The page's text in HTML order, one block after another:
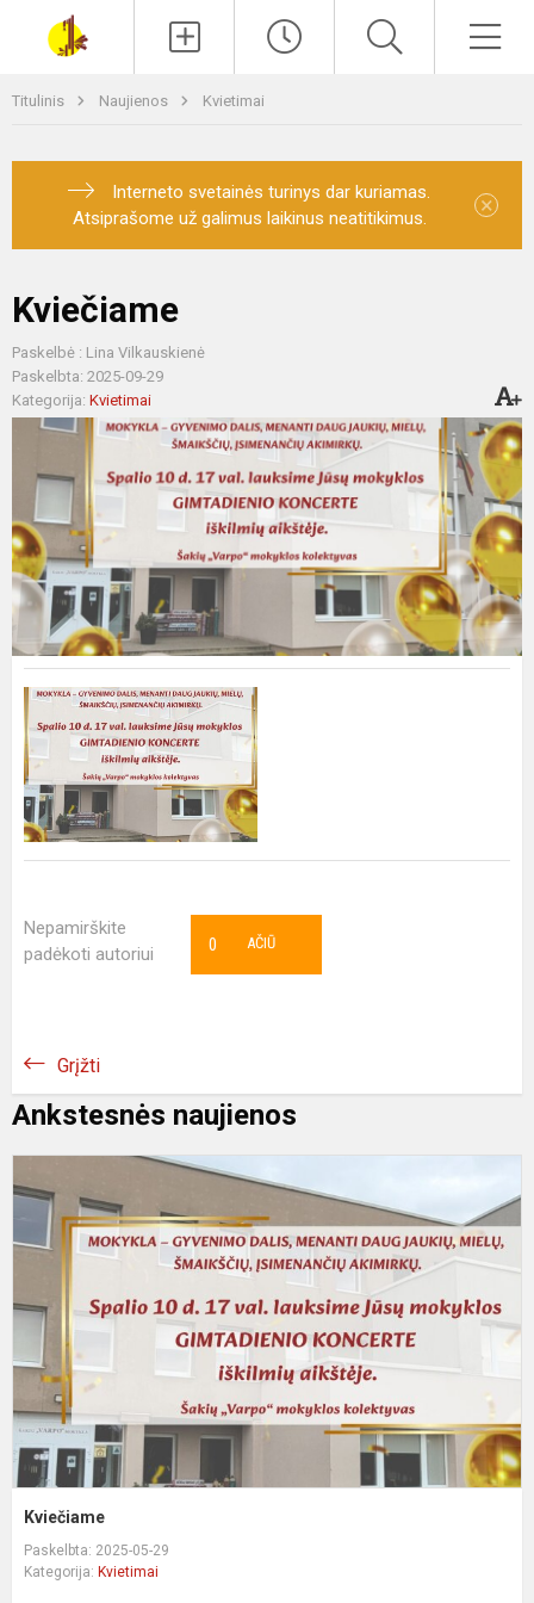
Titulinis Naujienos Kvietimai
Interneto svetainės turinys dar kuriamas.
Atsiprašome už galimus laikinus neatitikimus.
×
Kviečiame
Paskelbė : Lina Vilkauskienė
Paskelbta: 2025-09-29
Kategorija: Kvietimai
Nepamirškite
padėkoti autoriui
AČIŪ
0
Grįžti
Ankstesnės naujienos
Kviečiame
Paskelbta: 2025-05-29
Kategorija: Kvietimai